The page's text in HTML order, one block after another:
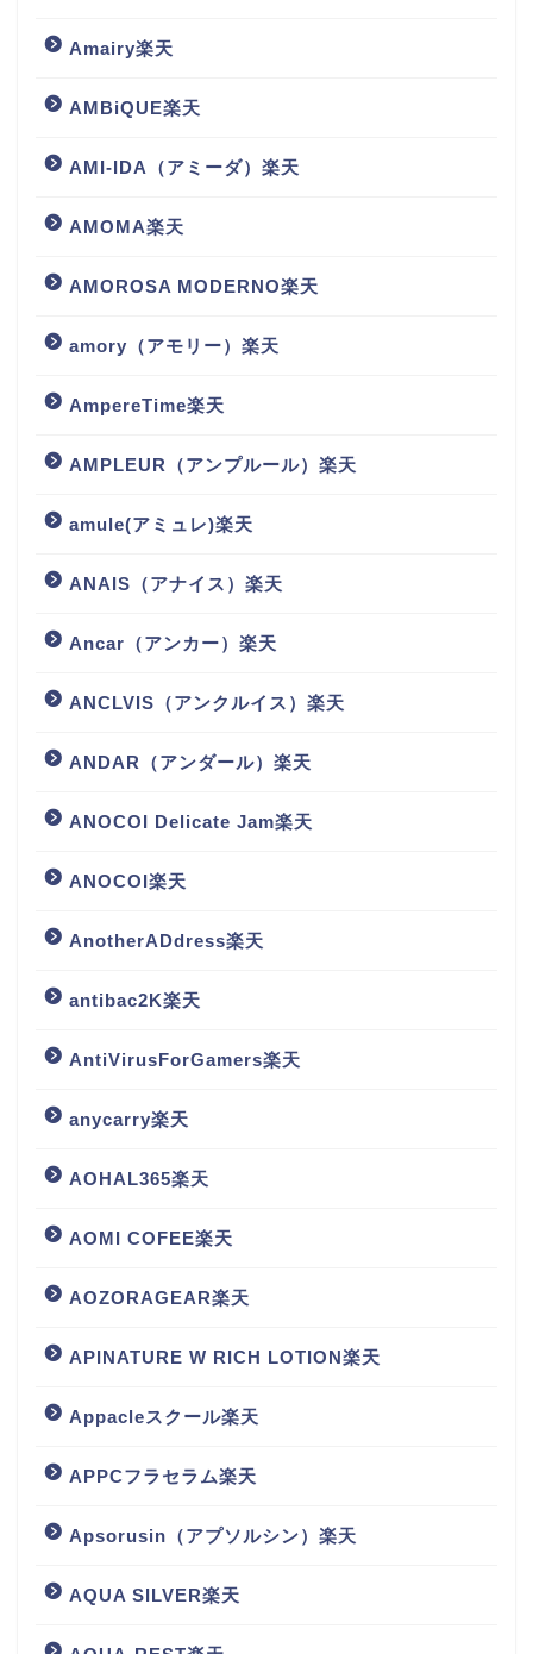
Amairy楽天
AMBiQUE楽天
AMI-IDA（アミーダ）楽天
AMOMA楽天
AMOROSA MODERNO楽天
amory（アモリー）楽天
AmpereTime楽天
AMPLEUR（アンプルール）楽天
amule(アミュレ)楽天
ANAIS（アナイス）楽天
Ancar（アンカー）楽天
ANCLVIS（アンクルイス）楽天
ANDAR（アンダール）楽天
ANOCOI Delicate Jam楽天
ANOCOI楽天
AnotherADdress楽天
antibac2K楽天
AntiVirusForGamers楽天
anycarry楽天
AOHAL365楽天
AOMI COFEE楽天
AOZORAGEAR楽天
APINATURE W RICH LOTION楽天
Appacleスクール楽天
APPCフラセラム楽天
Apsorusin（アプソルシン）楽天
AQUA SILVER楽天